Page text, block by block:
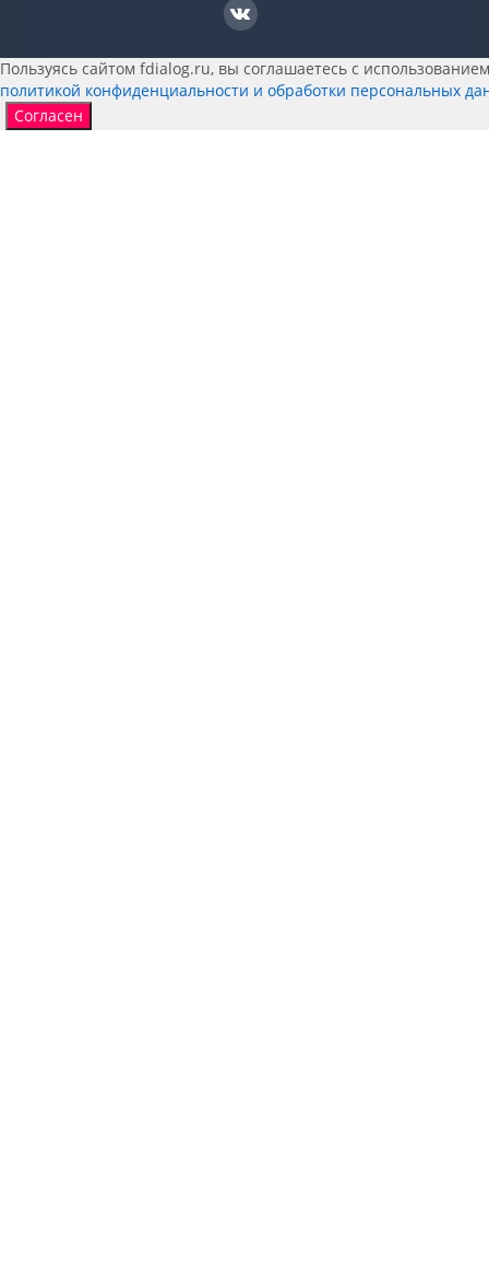
Пользуясь сайтом fdialog.ru, вы соглашаетесь с
политикой конфиденциальности и обработки персональных
Согласен